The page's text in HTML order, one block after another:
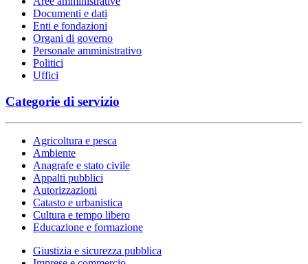
Documenti e dati
Enti e fondazioni
Organi di governo
Personale amministrativo
Politici
Uffici
Categorie di servizio
Agricoltura e pesca
Ambiente
Anagrafe e stato civile
Appalti pubblici
Autorizzazioni
Catasto e urbanistica
Cultura e tempo libero
Educazione e formazione
Giustizia e sicurezza pubblica